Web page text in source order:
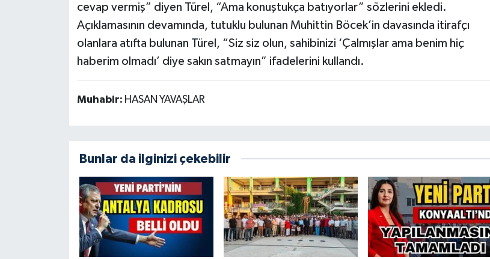
cevap vermiş” diyen Türel, “Ama konuştukça batıyorlar” sözlerini ekledi.
Açıklamasının devamında, tutuklu bulunan Muhittin Böcek’in davasında itirafçı
olanlara atıfta bulunan Türel, “Siz siz olun, sahibinizi ‘Çalmışlar ama benim hiç
haberim olmadı’ diye sakın satmayın” ifadelerini kullandı.
Muhabir: HASAN YAVAŞLAR
Bunlar da ilginizi çekebilir